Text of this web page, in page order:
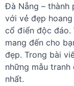
Đà Nẵng – thành
với vẻ đẹp
cổ điển độc đáo.
mang đến cho
đẹp. Trong bài
những mẫu
nhất.